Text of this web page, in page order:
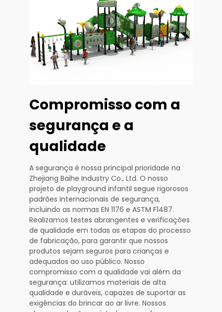
Compromisso com a
segurança e a
qualidade
A segurança é nossa principal prioridade na
Zhejiang Baihe Industry Co., Ltd. O nosso
projeto de playground infantil segue rigorosos
padrões internacionais de segurança,
incluindo as normas EN 1176 e ASTM F1487.
Realizamos testes abrangentes e verificações
de qualidade em todas as etapas do processo
de fabricação, para garantir que nossos
produtos sejam seguros para crianças e
adequados ao uso público. Nosso
compromisso com a qualidade vai além da
segurança: utilizamos materiais de alta
qualidade e duráveis, capazes de suportar as
exigências do brincar ao ar livre. Nossos